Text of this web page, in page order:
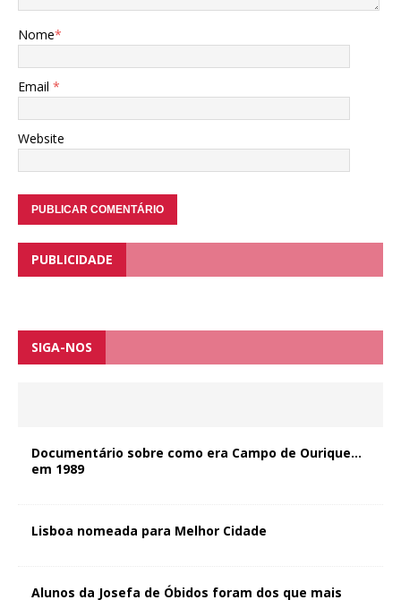
Nome*
Email *
Website
PUBLICIDADE
SIGA-NOS
Documentário sobre como era Campo de Ourique…
em 1989
Lisboa nomeada para Melhor Cidade
Alunos da Josefa de Óbidos foram dos que mais